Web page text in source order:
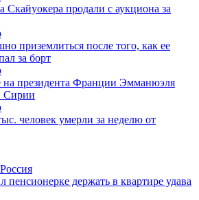
продали с аукциона за
приземлиться после того, как ее
за борт
президента Франции Эмманюэля
Сирии
человек умерли за неделю от
пенсионерке держать в квартире удава